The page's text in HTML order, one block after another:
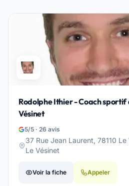
Rodolphe Ithier - Coach sportif
Vésinet
5/5 · 26 avis
37 Rue Jean Laurent, 78110
Le Vésinet
Voir la fiche Appeler